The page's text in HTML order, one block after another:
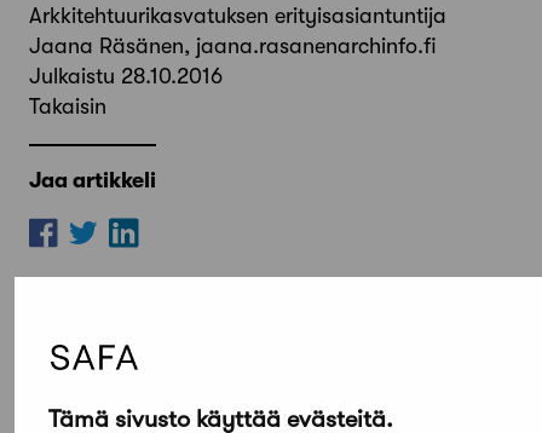
Tämä sivusto käyttää evästeitä.
Arkkitehtuurikasvatuksen erityisasiantuntija
Jaana Räsänen, jaana.rasanenarchinfo.fi
Julkaistu 28.10.2016
Takaisin
Jaa artikkeli